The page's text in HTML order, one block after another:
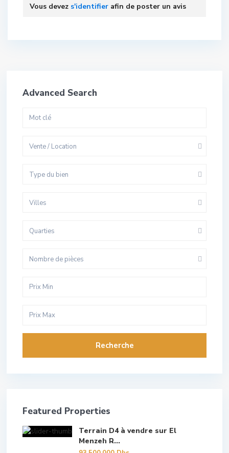
Vous devez s'identifier afin de poster un avis
Advanced Search
Vente / Location
Type du bien
Villes
Quarties
Nombre de pièces
Recherche
Featured Properties
Terrain D4 à vendre sur El
Menzeh R...